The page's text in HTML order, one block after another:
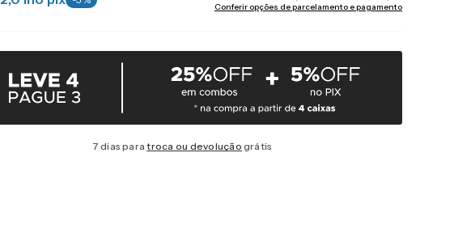
Conferir opções de parcelamento e pagamento
7 dias paratroca ou devolução grátis